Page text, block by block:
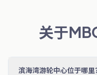
关于
滨海湾游轮中心位于哪里